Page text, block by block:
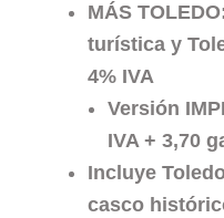
MÁS
turística y
4% IVA
Versión
IVA + 3,70
Incluye
casco